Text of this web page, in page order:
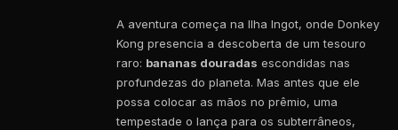
A aventura começa na Ilha Ingot, onde Donkey
Kong presencia a descoberta de um tesouro
raro: bananas douradas escondidas nas
profundezas do planeta. Mas antes que ele
possa colocar as mãos no prêmio, uma
tempestade o lança para os subterrâneos,